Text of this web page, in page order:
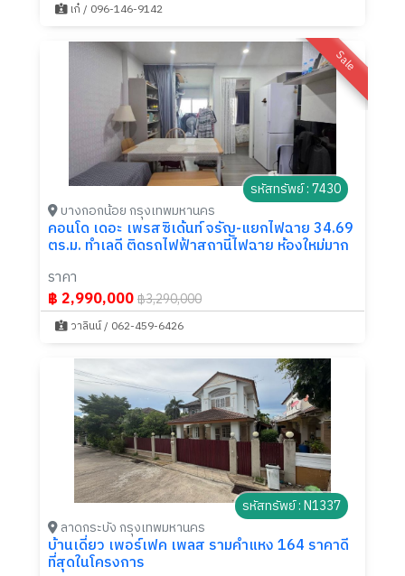
เก๋ / 096-146-9142
Sale
รหัสทรัพย์ : 7430
บางกอกน้อย กรุงเทพมหานคร
คอนโด เดอะ เพรสซิเด้นท์ จรัญ-แยกไฟฉาย 34.69
ตร.ม. ทำเลดี ติดรถไฟฟ้าสถานีไฟฉาย ห้องใหม่มาก
ราคา
฿ 2,990,000฿3,290,000
วาลินน์ / 062-459-6426
รหัสทรัพย์ : N1337
ลาดกระบัง กรุงเทพมหานคร
บ้านเดี่ยว เพอร์เฟค เพลส รามคำแหง 164 ราคาดี
ที่สุดในโครงการ